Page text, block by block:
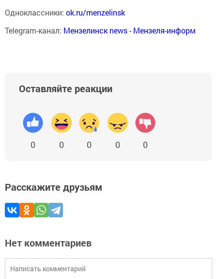
Одноклассники: ok.ru/menzelinsk
Telegram-канал: Мензелинск news - Мензеля-информ
Оставляйте реакции
0 0 0 0 0
Расскажите друзьям
Нет комментариев